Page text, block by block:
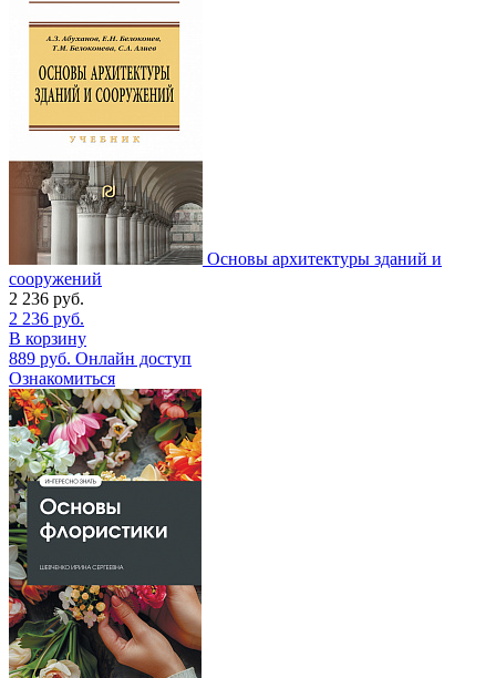
Основы архитектуры зданий и
сооружений
2 236 руб.
2 236 руб.
В корзину
889 руб. Онлайн доступ
Ознакомиться